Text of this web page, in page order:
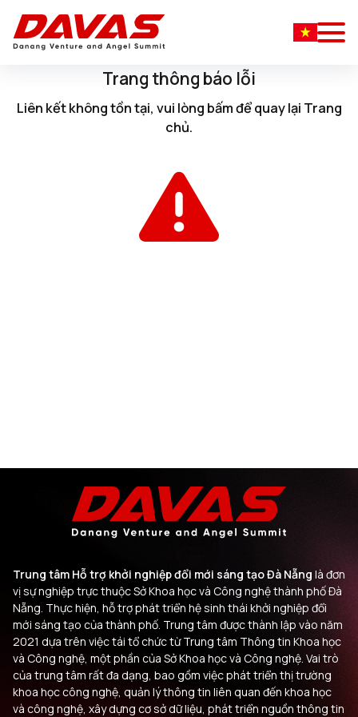
Trang thông báo lỗi
Liên kết không tồn tại, vui lòng bấmđể quay lại Trang
chủ.
Trung tâm Hỗ trợ khởi nghiệp đổi mới sáng tạo Đà Nẵng là đơn
vị sự nghiệp trực thuộc Sở Khoa học và Công nghệ thành phố Đà
Nẵng. Thực hiện, hỗ trợ phát triển hệ sinh thái khởi nghiệp đổi
mới sáng tạo của thành phố. Trung tâm được thành lập vào năm
2021 dựa trên việc tái tổ chức từ Trung tâm Thông tin Khoa học
và Công nghệ, một phần của Sở Khoa học và Công nghệ. Vai trò
của trung tâm rất đa dạng, bao gồm việc phát triển thị trường
khoa học công nghệ, quản lý thông tin liên quan đến khoa học
và công nghệ, xây dựng cơ sở dữ liệu, phát triển nguồn thông tin